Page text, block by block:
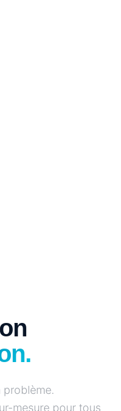
mesure pour tous